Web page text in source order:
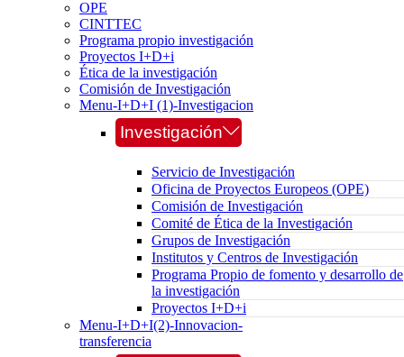
OPE
CINTTEC
Programa propio investigación
Proyectos I+D+i
Ética de la investigación
Comisión de Investigación
Menu-I+D+I (1)-Investigacion
Investigación
Servicio de Investigación
Oficina de Proyectos Europeos (OPE)
Comisión de Investigación
Comité de Ética de la Investigación
Grupos de Investigación
Institutos y Centros de Investigación
Programa Propio de fomento y desarrollo de
la investigación
Proyectos I+D+i
Menu-I+D+I(2)-Innovacion-
transferencia